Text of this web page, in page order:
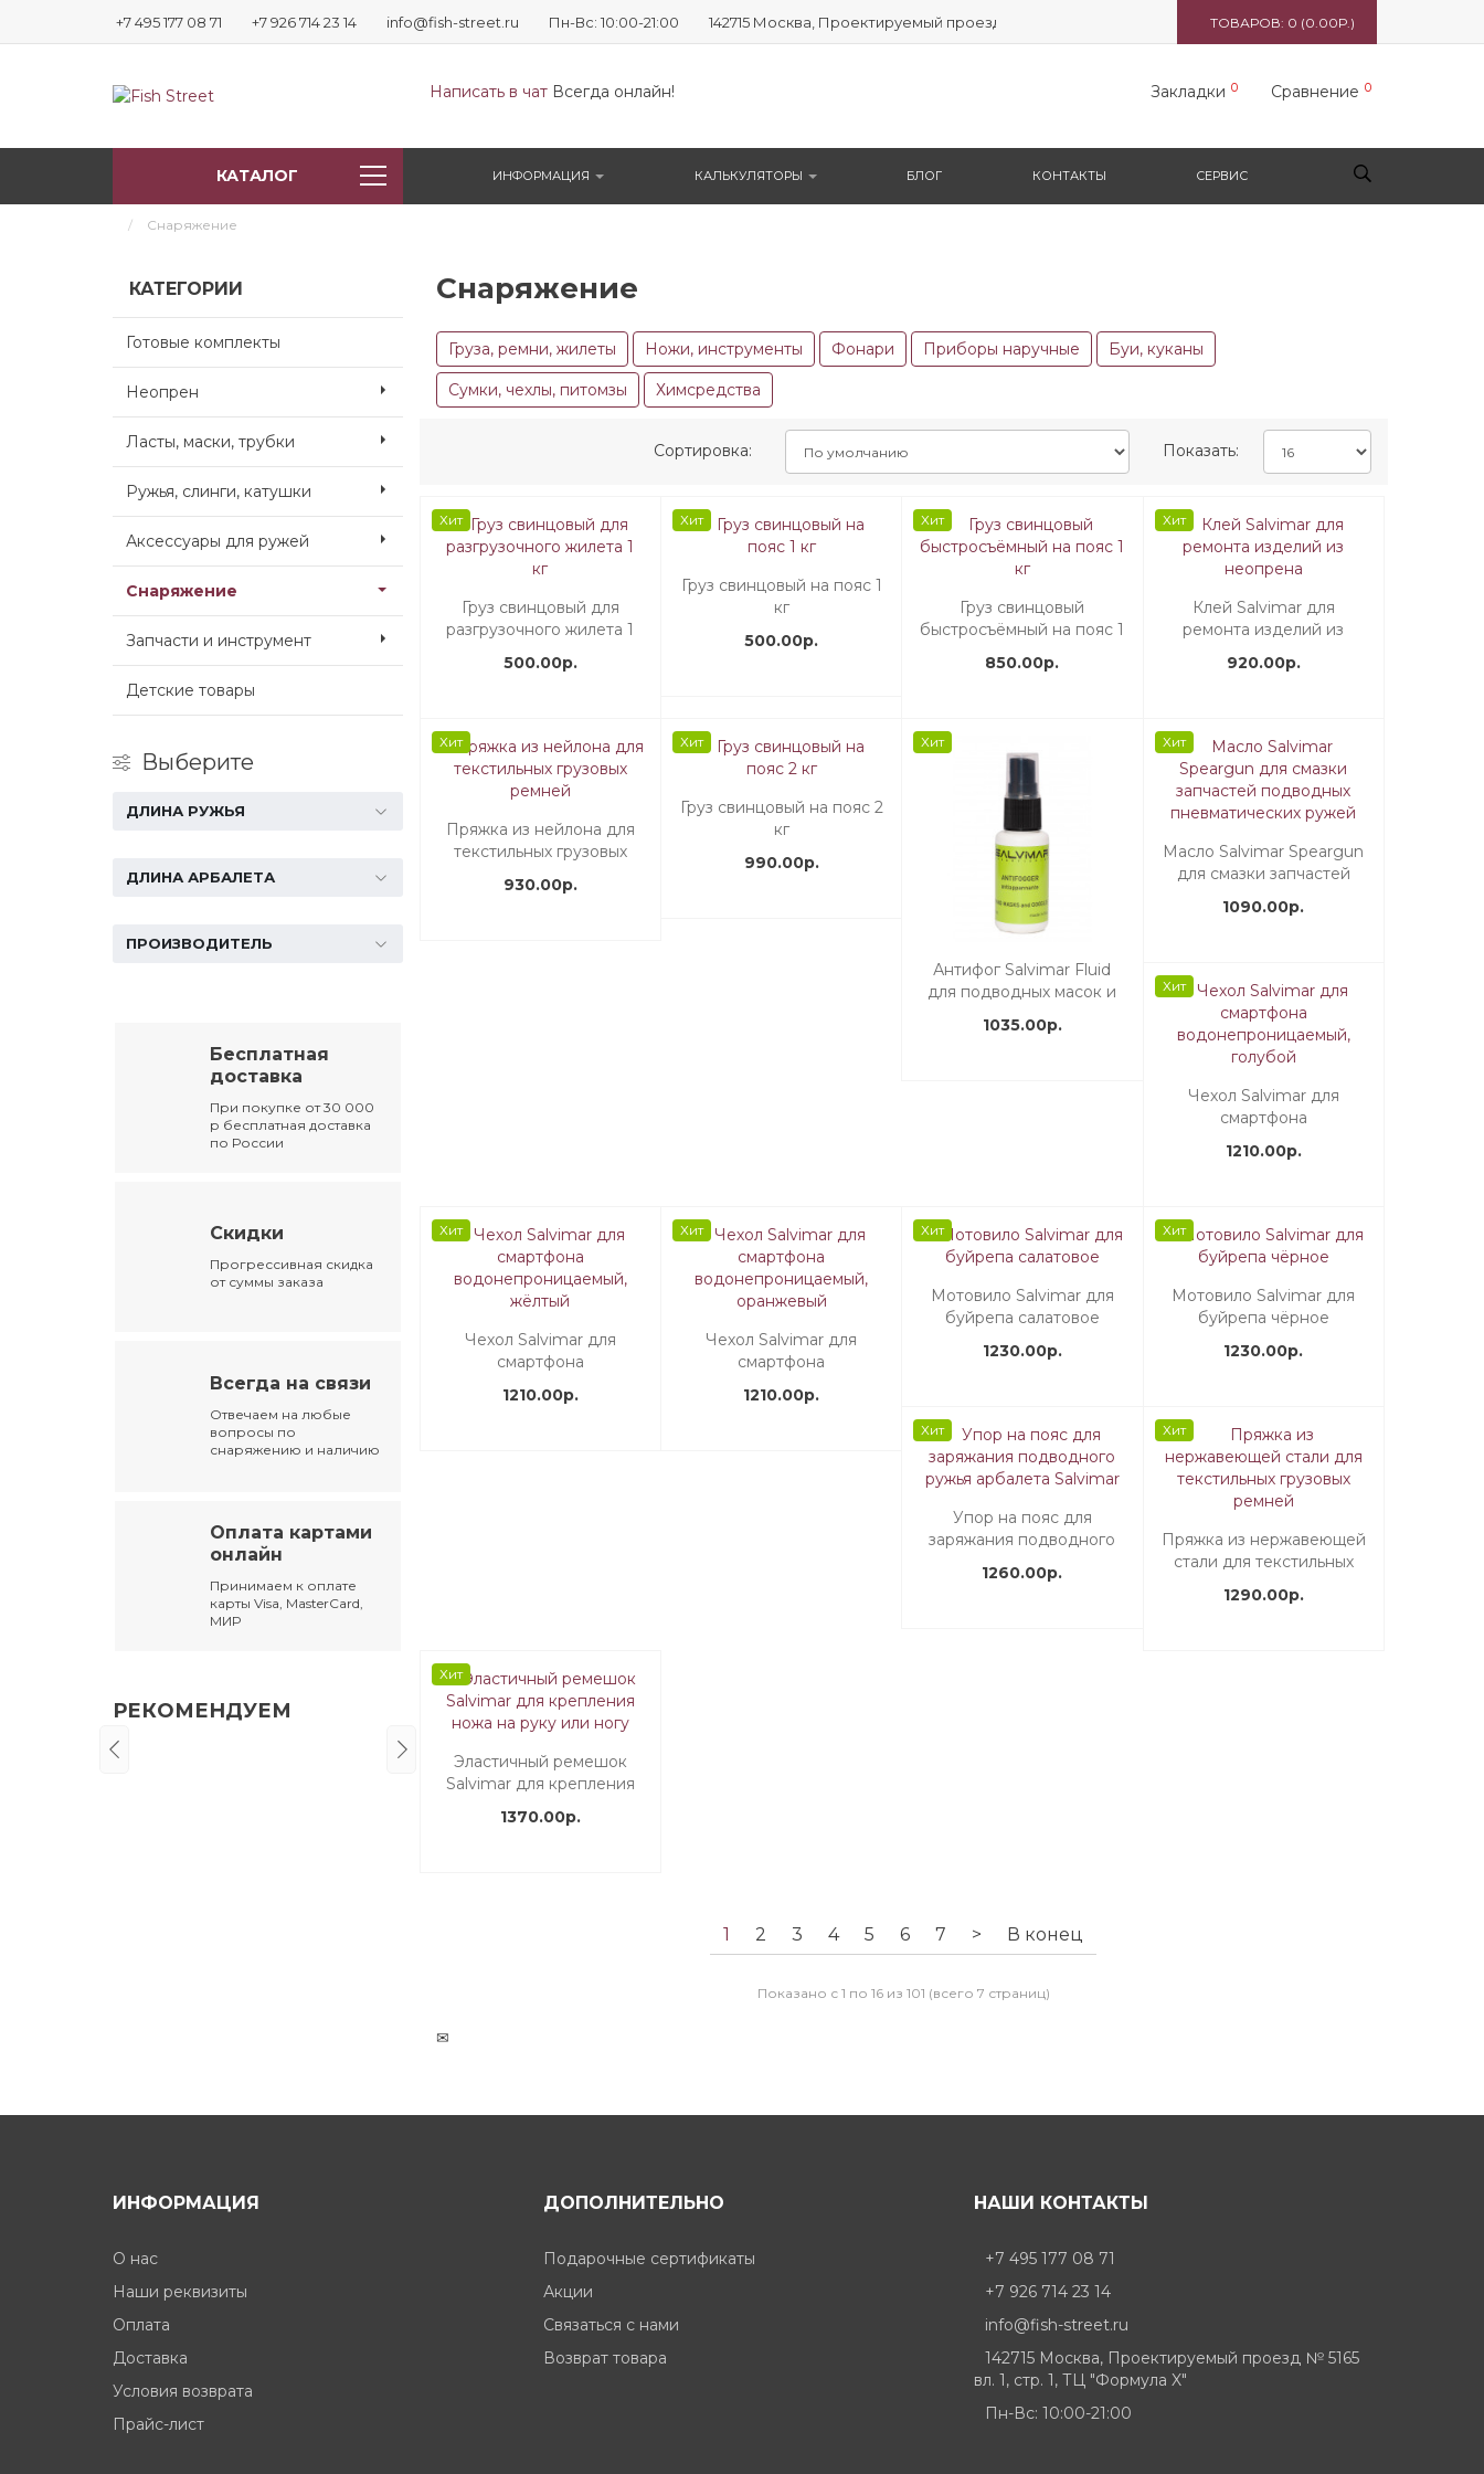
+7 495 177 08 71 +7 926 714 23 14 info@fish-street.ru Пн-Вс: 10:00-21:00 142715 Москва, Проектируемый проезд № 5165 вл. 1, стр. 1, ТЦ "Формула X"ТОВАРОВ: 0 (0.00Р.)
Написать в чатВсегда онлайн! Закладки 0 Сравнение 0
КАТАЛОГ ИНФОРМАЦИЯ КАЛЬКУЛЯТОРЫ БЛОГ КОНТАКТЫ СЕРВИС
Снаряжение
КАТЕГОРИИ
Готовые комплекты
Неопрен
Ласты, маски, трубки
Ружья, слинги, катушки
Аксессуары для ружей
Снаряжение
Запчасти и инструмент
Детские товары
Выберите
ДЛИНА РУЖЬЯ
ДЛИНА АРБАЛЕТА
ПРОИЗВОДИТЕЛЬ
Бесплатная
доставка
При покупке от 30 000
р бесплатная доставка
по России
Скидки
Прогрессивная скидка
от суммы заказа
Всегда на связи
Отвечаем на любые
вопросы по
снаряжению и наличию
Оплата картами
онлайн
Принимаем к оплате
карты Visa, MasterCard,
МИР
РЕКОМЕНДУЕМ
Снаряжение
Груза, ремни, жилеты Ножи, инструменты Фонари Приборы наручные Буи, куканы
Сумки, чехлы, питомзы Химсредства
Сортировка: Показать:
Хит
Груз свинцовый для
разгрузочного жилета 1
500.00р.
Хит
Груз свинцовый на пояс 1
кг
500.00р.
Хит
Груз свинцовый
быстросъёмный на пояс 1
850.00р.
Хит
Клей Salvimar для
ремонта изделий из
920.00р.
Хит
Пряжка из нейлона для
текстильных грузовых
930.00р.
Хит
Груз свинцовый на пояс 2
кг
990.00р.
Хит
Антифог Salvimar Fluid
для подводных масок и
1035.00р.
Хит
Масло Salvimar Speargun
для смазки запчастей
пневматических ружей
1090.00р.
Хит
Чехол Salvimar для
смартфона
голубой
1210.00р.
Хит
Чехол Salvimar для
смартфона
жёлтый
1210.00р.
Хит
Чехол Salvimar для
смартфона
оранжевый
1210.00р.
Хит
Мотовило Salvimar для
буйрепа салатовое
1230.00р.
Хит
Мотовило Salvimar для
буйрепа чёрное
1230.00р.
Хит
Упор на пояс для
заряжания подводного
1260.00р.
Хит
Пряжка из нержавеющей
стали для текстильных
1290.00р.
Хит
Эластичный ремешок
Salvimar для крепления
1370.00р.
1 2 3 4 5 6 7 > В конец
Показано с 1 по 16 из 101 (всего 7 страниц)
✉
ИНФОРМАЦИЯ
О нас
Наши реквизиты
Оплата
Доставка
Условия возврата
Прайс-лист
ДОПОЛНИТЕЛЬНО
Подарочные сертификаты
Акции
Связаться с нами
Возврат товара
НАШИ КОНТАКТЫ
+7 495 177 08 71
+7 926 714 23 14
info@fish-street.ru
142715 Москва, Проектируемый проезд № 5165
вл. 1, стр. 1, ТЦ "Формула X"
Пн-Вс: 10:00-21:00